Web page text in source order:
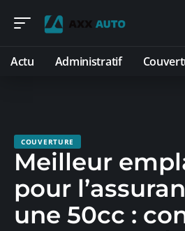
Actu Administratif
COUVERTURE
Meilleur
pour
une 50cc :